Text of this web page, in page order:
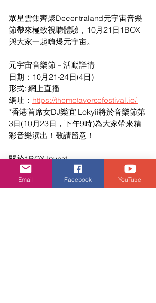
眾星雲集齊聚Decentraland元宇宙音樂
節帶來極致視聽體驗，10月21日1BOX
與大家一起嗨爆元宇宙。
元宇宙音樂節 – 活動詳情
日期：10月21-24日(4日)
形式: 網上直播
網址： https://themetaversefestival.io/
*香港首席女DJ樂宜 Lokyii將於音樂節第
3日(10月23日，下午9時)為大家帶來精
彩音樂演出！敬請留意！
關於1BOX Invest
1BOX是由頂級團隊打造的跨元宇宙NFT
發行及交易平台，由1BOX Invest和
Email Facebook YouTube